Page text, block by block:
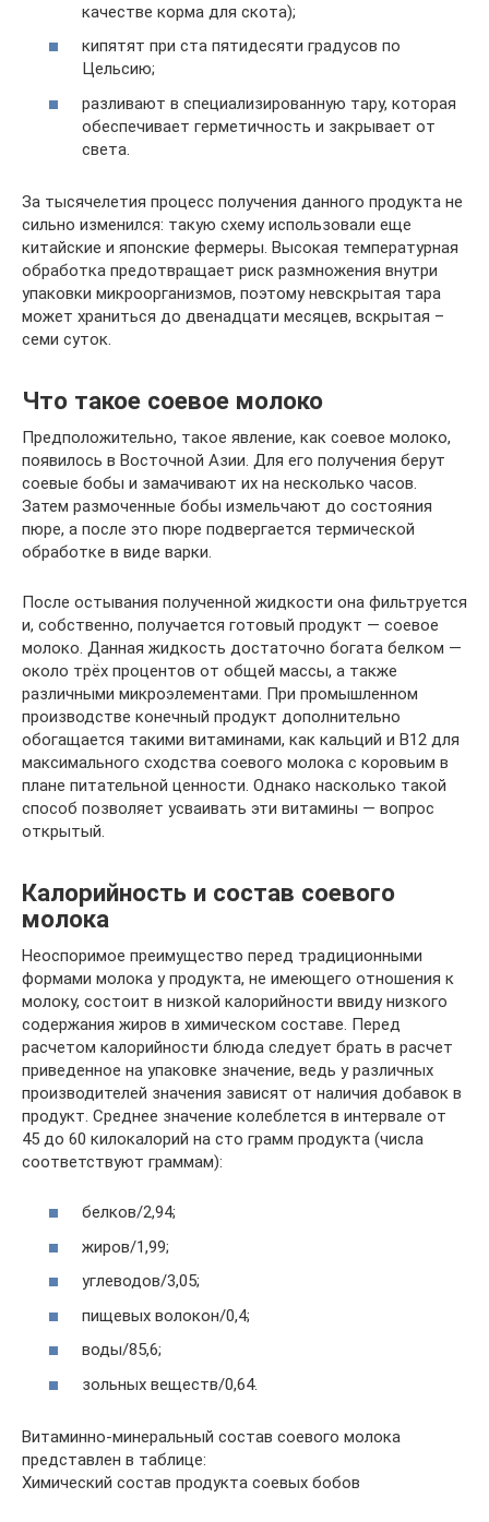
качестве корма для скота);
кипятят при ста пятидесяти градусов по
Цельсию;
разливают в специализированную тару, которая
обеспечивает герметичность и закрывает от
света.
За тысячелетия процесс получения данного продукта не
сильно изменился: такую схему использовали еще
китайские и японские фермеры. Высокая температурная
обработка предотвращает риск размножения внутри
упаковки микроорганизмов, поэтому невскрытая тара
может храниться до двенадцати месяцев, вскрытая –
семи суток.
Что такое соевое молоко
Предположительно, такое явление, как соевое молоко,
появилось в Восточной Азии. Для его получения берут
соевые бобы и замачивают их на несколько часов.
Затем размоченные бобы измельчают до состояния
пюре, а после это пюре подвергается термической
обработке в виде варки.
После остывания полученной жидкости она фильтруется
и, собственно, получается готовый продукт — соевое
молоко. Данная жидкость достаточно богата белком —
около трёх процентов от общей массы, а также
различными микроэлементами. При промышленном
производстве конечный продукт дополнительно
обогащается такими витаминами, как кальций и В12 для
максимального сходства соевого молока с коровьим в
плане питательной ценности. Однако насколько такой
способ позволяет усваивать эти витамины — вопрос
открытый.
Калорийность и состав соевого
молока
Неоспоримое преимущество перед традиционными
формами молока у продукта, не имеющего отношения к
молоку, состоит в низкой калорийности ввиду низкого
содержания жиров в химическом составе. Перед
расчетом калорийности блюда следует брать в расчет
приведенное на упаковке значение, ведь у различных
производителей значения зависят от наличия добавок в
продукт. Среднее значение колеблется в интервале от
45 до 60 килокалорий на сто грамм продукта (числа
соответствуют граммам):
белков/2,94;
жиров/1,99;
углеводов/3,05;
пищевых волокон/0,4;
воды/85,6;
зольных веществ/0,64.
Витаминно-минеральный состав соевого молока
представлен в таблице:
Химический состав продукта соевых бобов